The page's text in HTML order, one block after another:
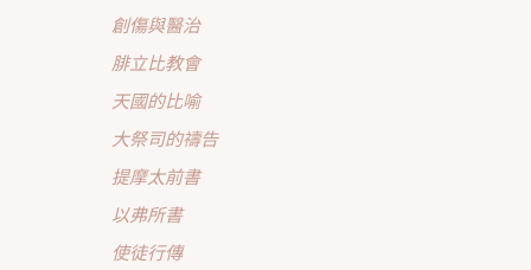
創傷與醫治
腓立比教會
天國的比喻
大祭司的禱告
提摩太前書
以弗所書
使徒行傳